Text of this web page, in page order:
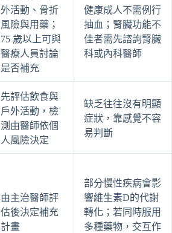
外活動、骨折
風險與用藥；
75 歲以上可與
醫療人員討論
是否補充
健康成人不需例行
抽血；腎臟功能不
佳者需先諮詢腎臟
科或內科醫師
先評估飲食與
戶外活動，檢
測由醫師依個
人風險決定
缺乏往往沒有明顯
症狀，靠感覺不容
易判斷
由主治醫師評
估後決定補充
計畫
部分慢性疾病會影
響維生素D的代謝
轉化；若同時服用
多種藥物，交互作